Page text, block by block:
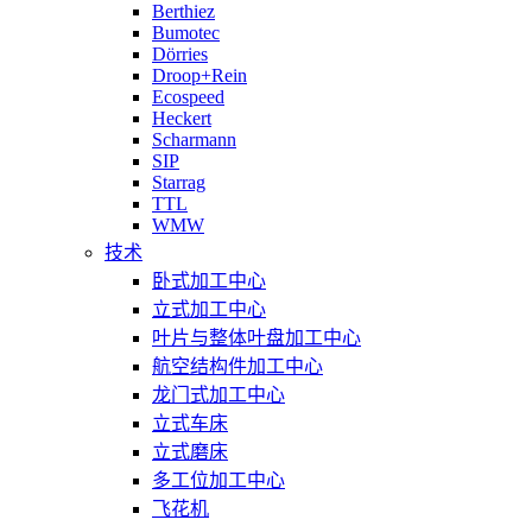
Berthiez
Bumotec
Dörries
Droop+Rein
Ecospeed
Heckert
Scharmann
SIP
Starrag
TTL
WMW
技术
卧式加工中心
立式加工中心
叶片与整体叶盘加工中心
航空结构件加工中心
龙门式加工中心
立式车床
立式磨床
多工位加工中心
飞花机